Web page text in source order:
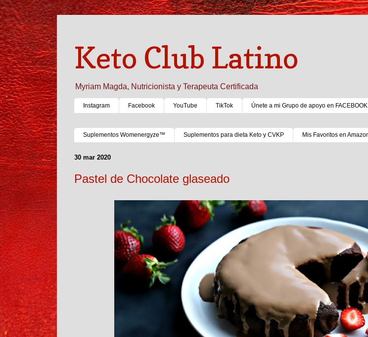
Keto Club Latino
Myriam Magda, Nutricionista y Terapeuta Certificada
Instagram Facebook YouTube TikTok Únete a mi Grupo de apoyo en FACEBOOK
Suplementos Womenergyze™ Suplementos para dieta Keto y CVKP Mis Favoritos en
30 mar 2020
Pastel de Chocolate glaseado